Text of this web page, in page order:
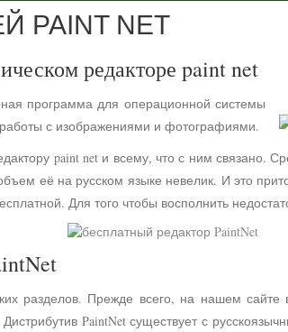
PAINT NET
редакторе paint net
программа для операционной системы
с изображениями и фотографиями.
paint net и всему, что с ним связано.
её на русском языке невелик. И это
Для того чтобы восполнить
разделов. Прежде всего, на нашем сайте
PaintNet существует с